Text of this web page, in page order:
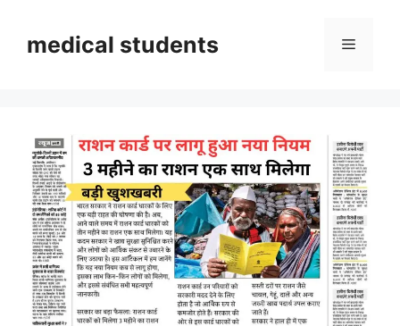
contentmedical students Menu